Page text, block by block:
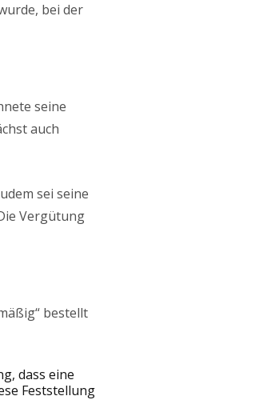
bei der
seine
auch
sei seine
Vergütung
bestellt
dass eine
Feststellung